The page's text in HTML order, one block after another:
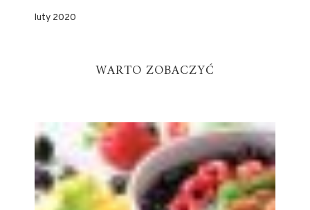
luty 2020
WARTO ZOBACZYĆ